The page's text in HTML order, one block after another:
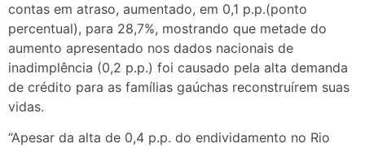
contas em atraso, aumentado, em 0,1 p.p.(ponto
percentual), para 28,7%, mostrando que metade do
aumento apresentado nos dados nacionais de
inadimplência (0,2 p.p.) foi causado pela alta demanda
de crédito para as famílias gaúchas reconstruírem suas
vidas.
“Apesar da alta de 0,4 p.p. do endividamento no Rio